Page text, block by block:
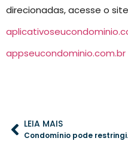
direcionadas, acesse o
appseucondominio.com.br
LEIA MAIS